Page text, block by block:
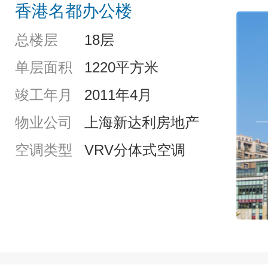
香港名都办公楼
总楼层
18层
单层面积
1220平方米
竣工年月
2011年4月
物业公司
上海新达利房地产
空调类型
VRV分体式空调